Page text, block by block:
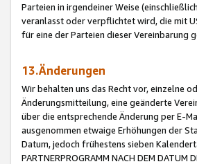
Parteien in irgendeiner Weise
veranlasst oder verpflichtet wird, die mit
für eine der Parteien dieser Vereinbarung
13.Änderungen
Wir behalten uns das Recht vor, einzelne
Änderungsmitteilung, eine geänderte
über die entsprechende Änderung per E-
ausgenommen etwaige Erhöhungen der
Datum, jedoch frühestens sieben
PARTNERPROGRAMM NACH DEM DATUM